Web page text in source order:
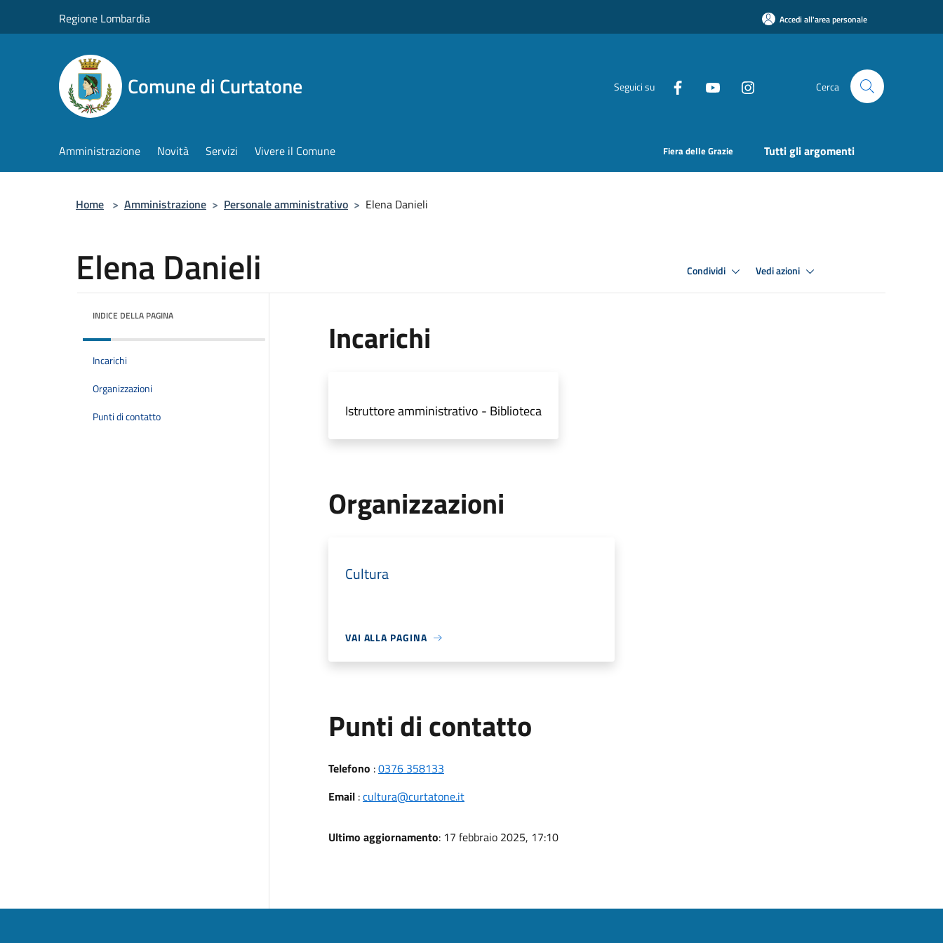
Regione Lombardia Accedi all'area personale
Comune di Curtatone Seguici su Cerca
Amministrazione Novità Servizi Vivere il Comune Fiera delle Grazie Tutti gli argomenti
Home > Amministrazione > Personale amministrativo > Elena Danieli
Elena Danieli Condividi Vedi azioni
INDICE DELLA PAGINA
Incarichi
Organizzazioni
Punti di contatto
Incarichi
Istruttore amministrativo - Biblioteca
Organizzazioni
Cultura
VAI ALLA PAGINA
Punti di contatto
Telefono :0376 358133
Email:cultura@curtatone.it
Ultimo aggiornamento: 17 febbraio 2025, 17:10